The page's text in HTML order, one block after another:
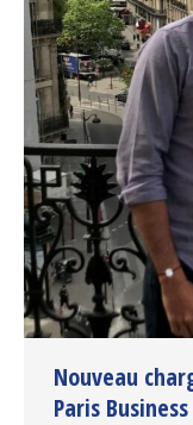
Nouveau
Paris